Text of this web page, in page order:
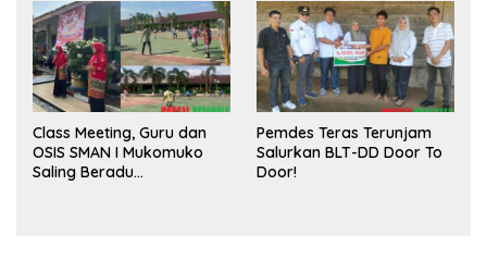
Class Meeting, Guru dan
OSIS SMAN I Mukomuko
Saling Beradu
Pemdes Teras Terunjam
Salurkan BLT-DD Door To
Door!